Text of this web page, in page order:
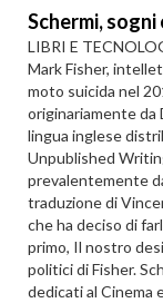
Schermi,
LIBRI E
Mark Fisher,
moto suicida nel
originariamente da
lingua inglese
Unpublished
prevalentemente
traduzione di
che ha deciso di
primo, Il nostro
politici di Fisher.
dedicati al Cinema